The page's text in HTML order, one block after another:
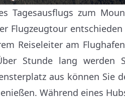
Tagesausflugs zum
Flugzeugtour
Reiseleiter am
Stunde lang werden
aus können Sie
Während eines